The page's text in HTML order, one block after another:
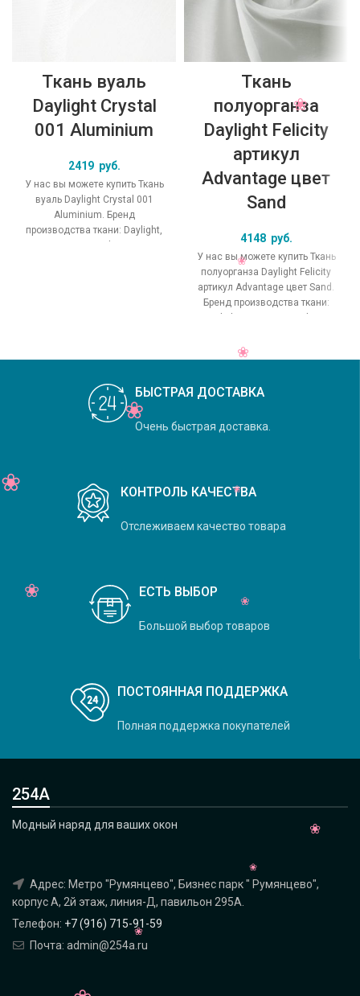
Ткань вуаль
Daylight Crystal
001 Aluminium
2419 руб.
У нас вы можете купить Ткань
вуаль Daylight Crystal 001
Aluminium. Бренд
производства ткани: Daylight,
коллекция Crystal, основной
Ткань
полуорганза
Daylight Felicity
артикул
Advantage цвет
Sand
4148 руб.
У нас вы можете купить Ткань
полуорганза Daylight Felicity
артикул Advantage цвет Sand.
Бренд производства ткани:
Daylight, коллекция Felicity,
БЫСТРАЯ ДОСТАВКА
Очень быстрая доставка.
КОНТРОЛЬ КАЧЕСТВА
Отслеживаем качество товара
ЕСТЬ ВЫБОР
Большой выбор товаров
ПОСТОЯННАЯ ПОДДЕРЖКА
Полная поддержка покупателей
254А
Модный наряд для ваших окон
Адрес: Метро "Румянцево", Бизнес парк " Румянцево",
корпус А, 2й этаж, линия-Д, павильон 295A.
Телефон: +7 (916) 715-91-59
Почта: admin@254a.ru